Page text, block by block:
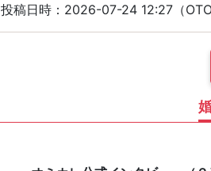
投稿日時：2026-07-24 12:27（